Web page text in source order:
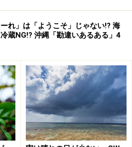
ーれ」は「ようこそ」じゃない!? 海
蔵NG!? 沖縄「勘違いあるある」4